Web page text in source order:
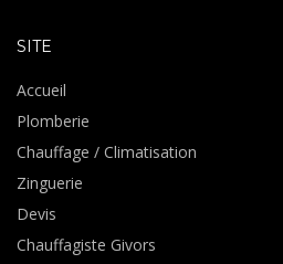
SITE
Accueil
Plomberie
Chauffage / Climatisation
Zinguerie
Devis
Chauffagiste Givors